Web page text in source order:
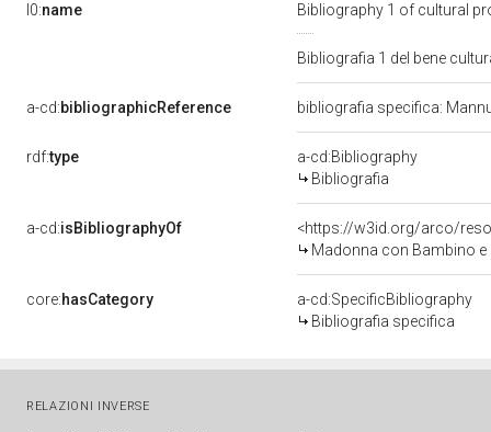
l0:name Bibliography 1 of cultural
Bibliografia 1 del bene
a-cd:bibliographicReference bibliografia specifica:
rdf:type
a-cd:Bibliography
Bibliografia
a-cd:isBibliographyOf
<https://w3id.org/arco/
Madonna con Bambino e
core:hasCategory
a-cd:SpecificBibliography
Bibliografia specifica
RELAZIONI INVERSE